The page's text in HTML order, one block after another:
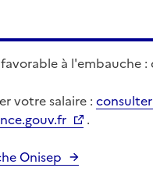
à l'embauche :
votre salaire :
.
Onisep